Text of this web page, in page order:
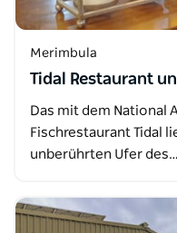
Merimbula
Tidal Restaurant
Das mit dem National
Fischrestaurant Tidal
unberührten Ufer des…